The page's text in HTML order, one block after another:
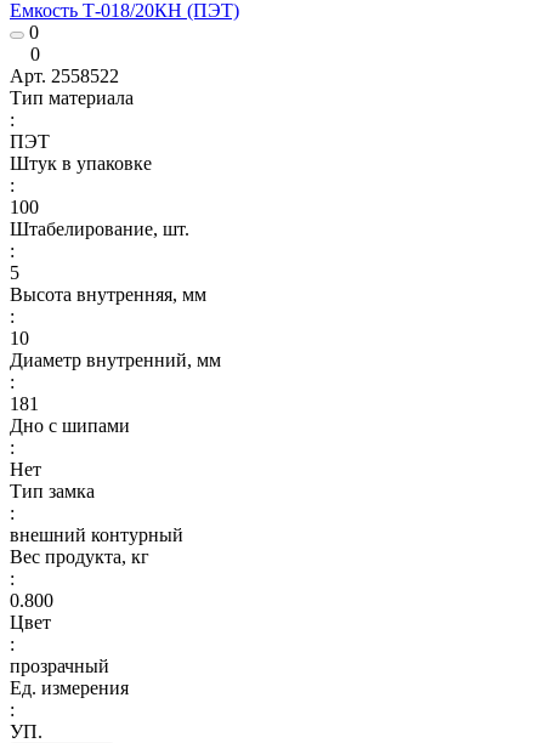
Емкость Т-018/20КН (ПЭТ)
0
0
Арт. 2558522
Тип материала
:
ПЭТ
Штук в упаковке
:
100
Штабелирование, шт.
:
5
Высота внутренняя, мм
:
10
Диаметр внутренний, мм
:
181
Дно с шипами
:
Нет
Тип замка
:
внешний контурный
Вес продукта, кг
:
0.800
Цвет
:
прозрачный
Ед. измерения
:
УП.